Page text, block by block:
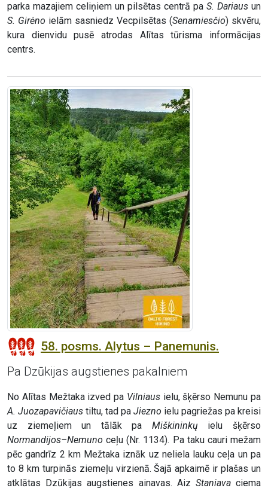
parka mazajiem celiņiem un pilsētas centrā pa S. Dariaus un
S. Girėno ielām sasniedz Vecpilsētas (Senamiesčio) skvēru,
kura dienvidu pusē atrodas Alītas tūrisma informācijas
centrs.
58. posms. Alytus – Panemunis.
Pa Dzūkijas augstienes pakalniem
No Alītas Mežtaka izved pa Vilniausielu, šķērso Nemunu pa
A. Juozapavičiaus tiltu, tad pa Jiezno ielu pagriežas pa kreisi
uz ziemeļiem un tālāk pa Miškininkų ielu šķērso
Normandijos–Nemuno ceļu (Nr. 1134). Pa taku cauri mežam
pēc gandrīz 2 km Mežtaka iznāk uz neliela lauku ceļa un pa
to 8 km turpinās ziemeļu virzienā. Šajā apkaimē ir plašas un
atklātas Dzūkijas augstienes ainavas. Aiz Staniavaciema